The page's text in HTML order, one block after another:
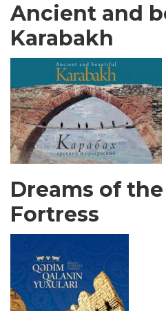
Ancient and
Karabakh
Dreams of
Fortress